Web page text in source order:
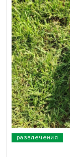
развлечения